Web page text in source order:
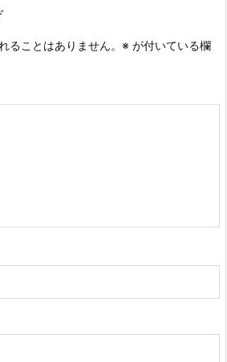
ることはありません。 ※ が付いている欄